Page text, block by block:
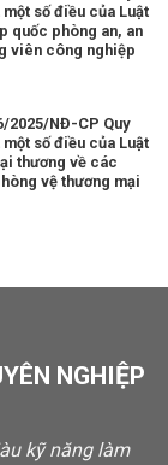
số điều của Luật
quốc phòng an, an
viên công nghiệp
2025/NĐ-CP Quy
số điều của Luật
thương về các
vệ thương mại
NGHIỆP
kỹ năng làm